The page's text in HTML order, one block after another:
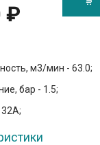
₽
м3/мин - 63.0;
бар - 1.5;